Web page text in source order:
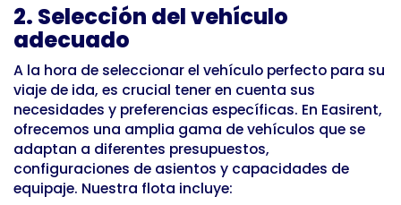
2. Selección del vehículo
adecuado
A la hora de seleccionar el vehículo perfecto para su
viaje de ida, es crucial tener en cuenta sus
necesidades y preferencias específicas. En Easirent,
ofrecemos una amplia gama de vehículos que se
adaptan a diferentes presupuestos,
configuraciones de asientos y capacidades de
equipaje. Nuestra flota incluye: